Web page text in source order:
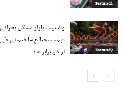
Featured1
Featured2
وضعیت بازار مسکن
قیمت مصالح ساختمانی
از دو برابر شد